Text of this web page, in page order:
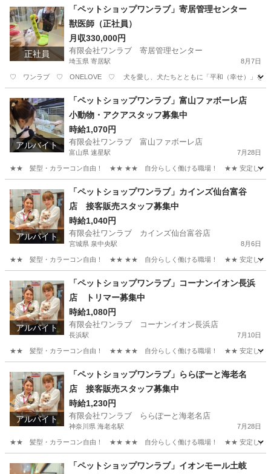
四ツ小屋駅 その他 動物
正社員
「ペットショップワンラブ」寄居管理センター
獣医師（正社員）
月収330,000円
有限会社ワンラブ 寄居管理センター
埼玉県 寄居駅 8月7日
♡ ワンラブ ♡ ONELOVE ♡ 犬を愛し、犬たちとともに「平和（幸せ）」を届けた
寄居駅
アルバイト
「ペットショップワンラブ」富山ファボーレ店
小動物・アクアスタッフ募集中
時給1,070円
有限会社ワンラブ 富山ファボーレ店
富山県 速星駅 7月28日
★★ 髪型・カラーコン自由！ ★★ ★★ 自分らしく働ける職場！ ★★ 安定した会社で
速星駅 動物
アルバイト
「ペットショップワンラブ」カインズ仙台富谷
店 接客販売スタッフ募集中
時給1,040円
有限会社ワンラブ カインズ仙台富谷店
宮城県 泉中央駅 8月6日
★★ 髪型・カラーコン自由！ ★★ ★★ 自分らしく働ける職場！ ★★ 安定した会社で
泉中央駅 その他 スタッフ
アルバイト
「ペットショップワンラブ」コーナンイオン長浜
店 トリマー募集中
時給1,080円
有限会社ワンラブ コーナンイオン長浜店
長浜駅 7月10日
★★ 髪型・カラーコン自由！ ★★ ★★ 自分らしく働ける職場！ ★★ 安定した会社で
長浜駅 動物
アルバイト
「ペットショップワンラブ」ららぽーと海老名
店 接客販売スタッフ募集中
時給1,230円
有限会社ワンラブ ららぽーと海老名店
神奈川県 海老名駅 7月28日
★★ 髪型・カラーコン自由！ ★★ ★★ 自分らしく働ける職場！ ★★ 安定した会社で
海老名市 海老名駅 その他 スタッフ
「ペットショップワンラブ」イオンモール土岐